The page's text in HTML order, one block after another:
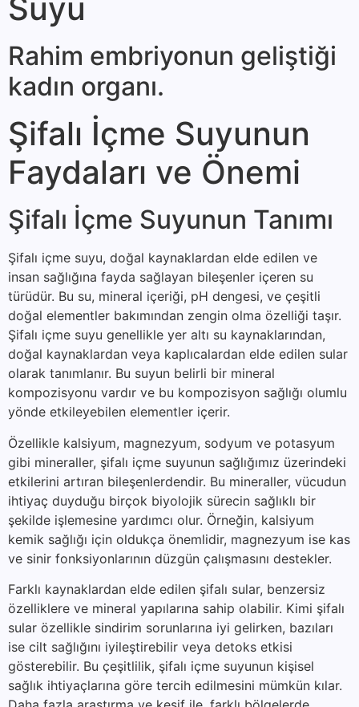
Suyu
Rahim embriyonun geliştiği
kadın organı.
Şifalı İçme Suyunun
Faydaları ve Önemi
Şifalı İçme Suyunun Tanımı
Şifalı içme suyu, doğal kaynaklardan elde edilen ve
insan sağlığına fayda sağlayan bileşenler içeren su
türüdür. Bu su, mineral içeriği, pH dengesi, ve çeşitli
doğal elementler bakımından zengin olma özelliği taşır.
Şifalı içme suyu genellikle yer altı su kaynaklarından,
doğal kaynaklardan veya kaplıcalardan elde edilen sular
olarak tanımlanır. Bu suyun belirli bir mineral
kompozisyonu vardır ve bu kompozisyon sağlığı olumlu
yönde etkileyebilen elementler içerir.
Özellikle kalsiyum, magnezyum, sodyum ve potasyum
gibi mineraller, şifalı içme suyunun sağlığımız üzerindeki
etkilerini artıran bileşenlerdendir. Bu mineraller, vücudun
ihtiyaç duyduğu birçok biyolojik sürecin sağlıklı bir
şekilde işlemesine yardımcı olur. Örneğin, kalsiyum
kemik sağlığı için oldukça önemlidir, magnezyum ise kas
ve sinir fonksiyonlarının düzgün çalışmasını destekler.
Farklı kaynaklardan elde edilen şifalı sular, benzersiz
özelliklere ve mineral yapılarına sahip olabilir. Kimi şifalı
sular özellikle sindirim sorunlarına iyi gelirken, bazıları
ise cilt sağlığını iyileştirebilir veya detoks etkisi
gösterebilir. Bu çeşitlilik, şifalı içme suyunun kişisel
sağlık ihtiyaçlarına göre tercih edilmesini mümkün kılar.